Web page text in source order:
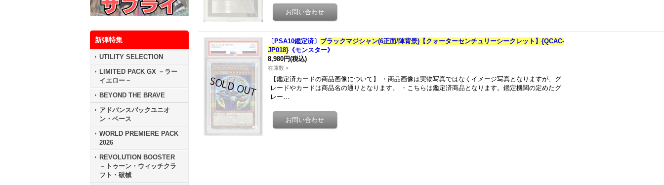
新弾特集
UTILITY SELECTION
LIMITED PACK GX －ラー
イエロー－
BEYOND THE BRAVE
アドバンスパックユニオ
ン・ベース
WORLD PREMIERE PACK
2026
REVOLUTION BOOSTER
－トゥーン・ウィッチクラ
フト・破械
〔PSA10鑑定済〕 ブラックマジシャン(6正面/陣背景)【クォーターセンチュリーシークレット】{QCAC-
JP018} 《モンスター》
8,980円(税込)
在庫数 ×
【鑑定済カードの商品画像について】 ・商品画像は実物写真ではなくイメージ写真となりますが、グ
レードやカードは商品名の通りとなります。 ・こちらは鑑定済商品となります。鑑定機関の定めたグ
レー…